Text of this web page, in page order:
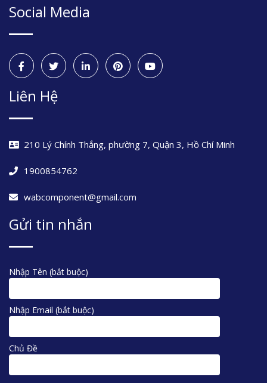
Social Media
Liên Hệ
210 Lý Chính Thắng, phường 7, Quận 3, Hồ Chí Minh
1900854762
wabcomponent@gmail.com
Gửi tin nhắn
Nhập Tên (bắt buộc)
Nhập Email (bắt buộc)
Chủ Đề